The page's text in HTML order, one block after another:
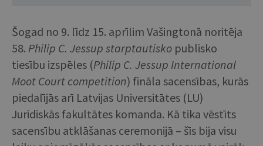
Šogad no 9. līdz 15. aprīlim Vašingtonā noritēja
58. Philip C. Jessup starptautisko publisko
tiesību izspēles (Philip C. Jessup International
Moot Court competition) fināla sacensības, kurās
piedalījās arī Latvijas Universitātes (LU)
Juridiskās fakultātes komanda. Kā tika vēstīts
sacensību atklāšanas ceremonijā – šīs bija visu